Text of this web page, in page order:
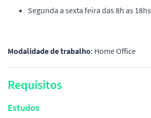
Segunda a sexta feira das 8h as 18hs
Modalidade de trabalho: Home Office
Requisitos
Estudos